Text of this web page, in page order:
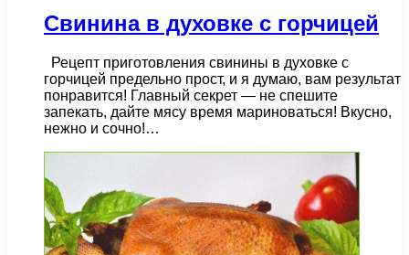
Свинина в духовке с горчицей
Рецепт приготовления свинины в духовке с
горчицей предельно прост, и я думаю, вам результат
понравится! Главный секрет — не спешите
запекать, дайте мясу время мариноваться! Вкусно,
нежно и сочно!…